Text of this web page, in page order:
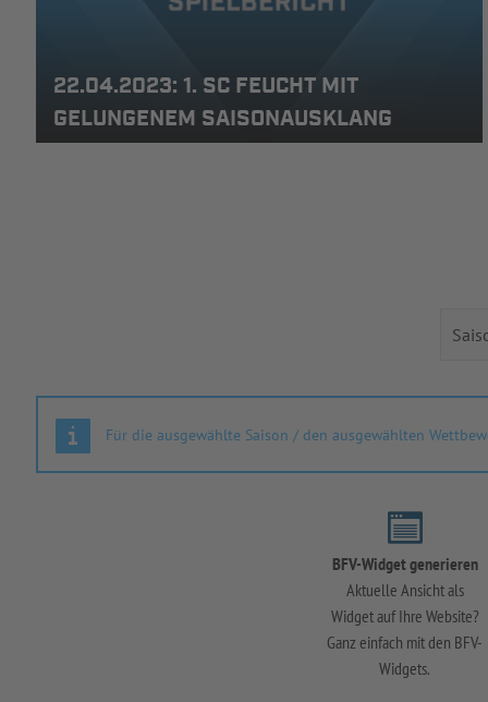
22.04.2023: 1. SC FEUCHT MIT
GELUNGENEM SAISONAUSKLANG
Für die ausgewählte Saison / den ausgewählten
BFV-Widget generieren
Aktuelle Ansicht als
Widget auf Ihre Website?
Ganz einfach mit den BFV-
Widgets.